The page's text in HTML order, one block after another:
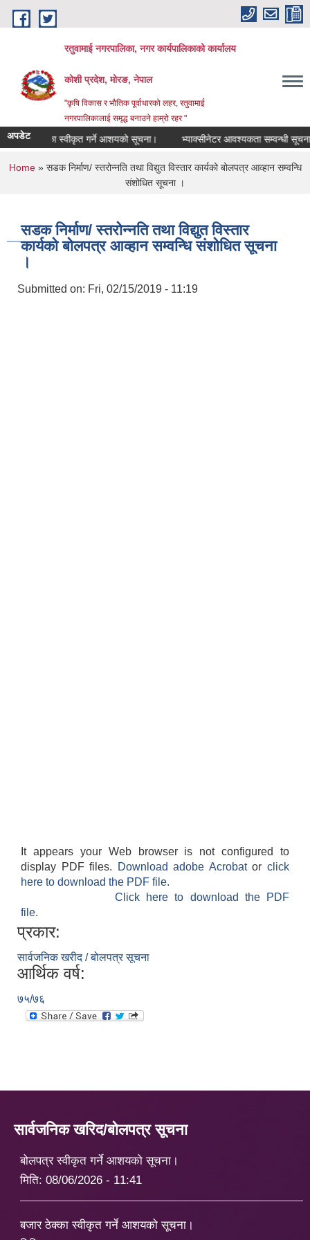
Skip to main content
रतुवामाई नगरपालिका, नगर कार्यपालिकाको कार्यालय
कोशी प्रदेश, मोरङ, नेपाल
"कृषि विकास र भौतिक पूर्वाधारको लहर, रतुवामाई
नगरपालिकालाई समृद्ध बनाउने हाम्रो रहर "
अपडेट
बजार ठेक्का स्वीकृत गर्ने आशयको सूचना। भ्याक्सीनेटर आवश्यकता सम्वन्धी सूचना।
You are here
Home» सडक निर्माण/ स्तरोन्नति तथा विद्युत विस्तार कार्यको बोलपत्र आव्हान सम्वन्धि
संशोधित सूचना ।
सडक निर्माण/ स्तरोन्नति तथा विद्युत विस्तार
कार्यको बोलपत्र आव्हान सम्वन्धि संशोधित सूचना
।
Submitted on: Fri, 02/15/2019 - 11:19
It appears your Web browser is not configured to
display PDF files.
Download adobe Acrobatorclick
here to download the PDF file.
Click here to download the PDF
file.
प्रकार:
सार्वजनिक खरीद / बोलपत्र सूचना
आर्थिक वर्ष:
७५/७६
सार्वजनिक खरिद/बोलपत्र सूचना
बोलपत्र स्वीकृत गर्ने आशयको सूचना।
मिति: 08/06/2026 - 11:41
बजार ठेक्का स्वीकृत गर्ने आशयको सूचना।